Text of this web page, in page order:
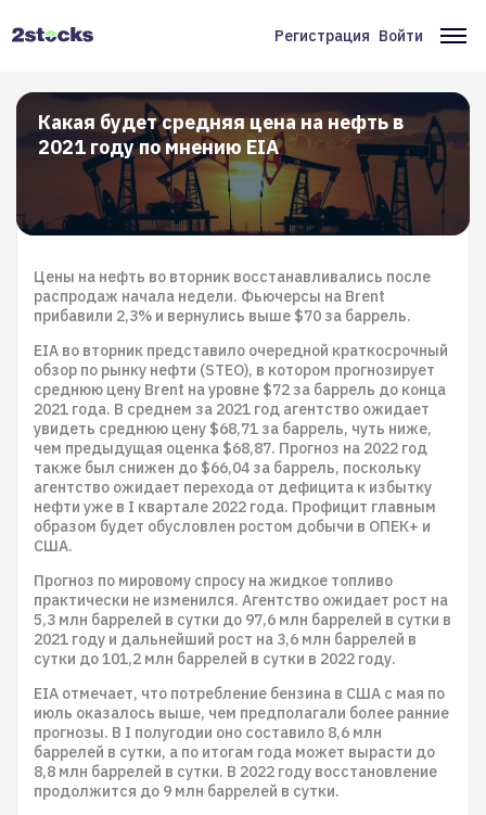
Меню
учётной
записи
пользователя
Регистрация Войти
Какая будет средняя цена на нефть в
2021 году по мнению EIA
Цены на нефть во вторник восстанавливались после
распродаж начала недели. Фьючерсы на Brent
прибавили 2,3% и вернулись выше $70 за баррель.
EIA во вторник представило очередной краткосрочный
обзор по рынку нефти (STEO), в котором прогнозирует
среднюю цену Brent на уровне $72 за баррель до конца
2021 года. В среднем за 2021 год агентство ожидает
увидеть среднюю цену $68,71 за баррель, чуть ниже,
чем предыдущая оценка $68,87. Прогноз на 2022 год
также был снижен до $66,04 за баррель, поскольку
агентство ожидает перехода от дефицита к избытку
нефти уже в I квартале 2022 года. Профицит главным
образом будет обусловлен ростом добычи в ОПЕК+ и
США.
Прогноз по мировому спросу на жидкое топливо
практически не изменился. Агентство ожидает рост на
5,3 млн баррелей в сутки до 97,6 млн баррелей в сутки в
2021 году и дальнейший рост на 3,6 млн баррелей в
сутки до 101,2 млн баррелей в сутки в 2022 году.
EIA отмечает, что потребление бензина в США с мая по
июль оказалось выше, чем предполагали более ранние
прогнозы. В I полугодии оно составило 8,6 млн
баррелей в сутки, а по итогам года может вырасти до
8,8 млн баррелей в сутки. В 2022 году восстановление
продолжится до 9 млн баррелей в сутки.